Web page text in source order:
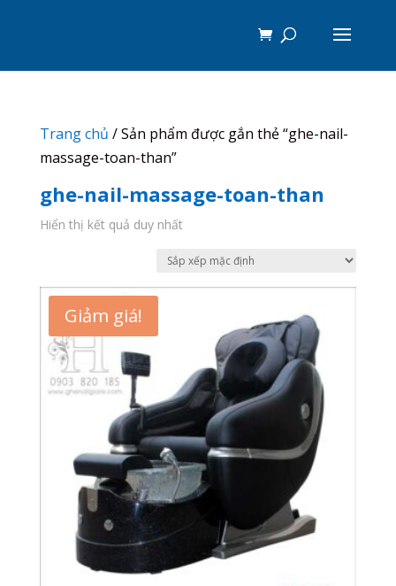
Trang chủ / Sản phẩm được gắn thẻ “ghe-nail-
massage-toan-than”
ghe-nail-massage-toan-than
Hiển thị kết quả duy nhất
Giảm giá!